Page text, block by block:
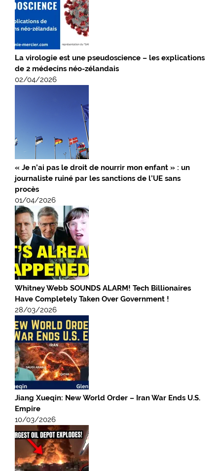
La virologie est une pseudoscience – les explications
de 2 médecins néo-zélandais
02/04/2026
« Je n’ai pas le droit de nourrir mon enfant » : un
journaliste ruiné par les sanctions de l’UE sans
procès
01/04/2026
Whitney Webb SOUNDS ALARM! Tech Billionaires
Have Completely Taken Over Government !
28/03/2026
Jiang Xueqin: New World Order – Iran War Ends U.S.
Empire
10/03/2026